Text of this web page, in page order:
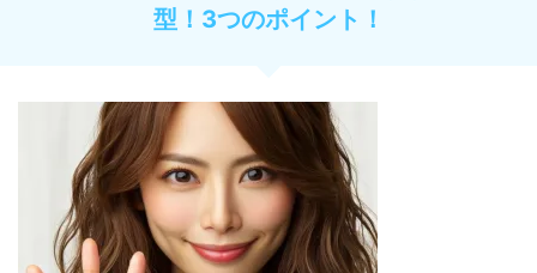
型！3つのポイント！